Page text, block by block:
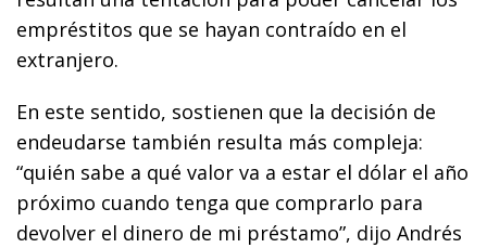
empréstitos que se hayan contraído en el
extranjero.
En este sentido, sostienen que la decisión de
endeudarse también resulta más compleja:
“quién sabe a qué valor va a estar el dólar el año
próximo cuando tenga que comprarlo para
devolver el dinero de mi préstamo”, dijo Andrés